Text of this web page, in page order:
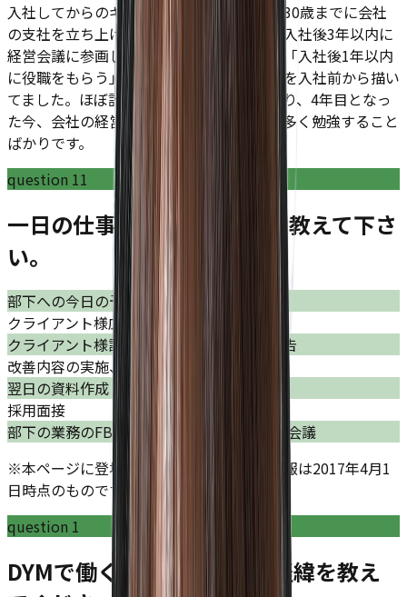
入社してからのギャップはありません。「30歳までに会社
の支社を立ち上げて地元広島に帰る」→「入社後3年以内に
経営会議に参画して経営の勉強をする」→「入社後1年以内
に役職をもらう」といったキャリアプランを入社前から描い
てました。ほぼ計画どおりに実現できており、4年目となっ
た今、会社の経営戦略を学ぶ機会もとても多く勉強すること
ばかりです。
question 11
一日の仕事のスケジュールを教えて下さ
い。
部下への今日の予定確認、指示出し
クライアント様広告配信データの分析
クライアント様訪問、現状と改善方針の報告
改善内容の実施、導入
翌日の資料作成
採用面接
部下の業務のFBと成績確認、達成への戦略会議
※本ページに登場している社員に関する情報は2017年4月1
日時点のものです。
question 1
DYMで働くことを決意した経緯を教え